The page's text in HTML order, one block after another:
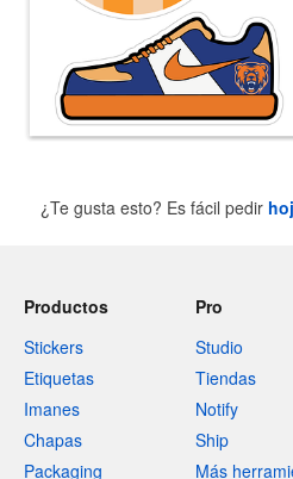
¿Te gusta esto? Es fácil pedir
Productos
Stickers
Etiquetas
Imanes
Chapas
Packaging
Pro
Studio
Tiendas
Notify
Ship
Más